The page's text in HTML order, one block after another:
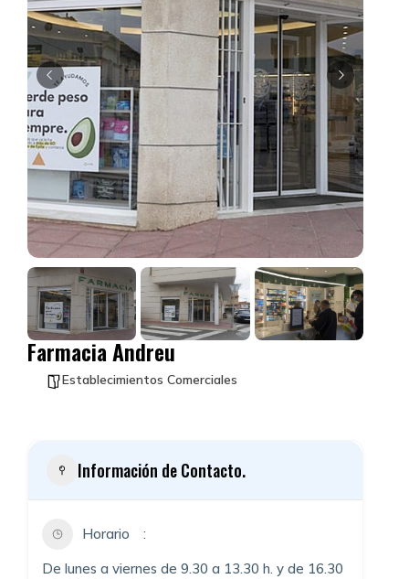
Farmacia Andreu
Establecimientos Comerciales
Información de Contacto.
Horario
De lunes a viernes de 9.30 a 13.30 h. y de 16.30